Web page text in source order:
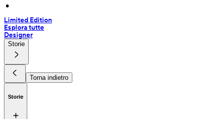
•
Limited Edition
Esplora tutte
Designer
Storie
Torna indietro
Storie